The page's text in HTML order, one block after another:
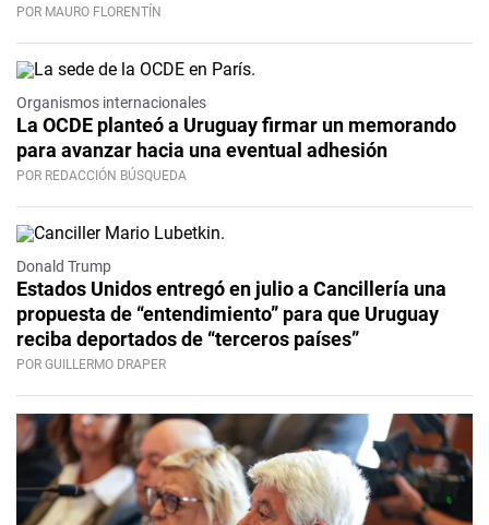
POR MAURO FLORENTÍN
Organismos internacionales
La OCDE planteó a Uruguay firmar un memorando
para avanzar hacia una eventual adhesión
POR REDACCIÓN BÚSQUEDA
Donald Trump
Estados Unidos entregó en julio a Cancillería una
propuesta de “entendimiento” para que Uruguay
reciba deportados de “terceros países”
POR GUILLERMO DRAPER